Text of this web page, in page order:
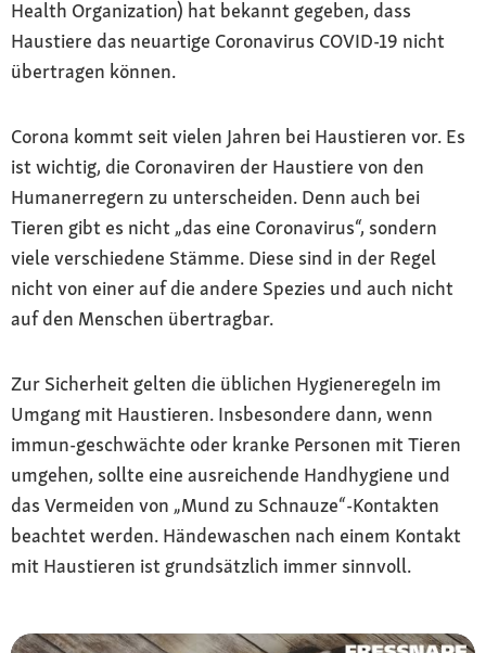
Health Organization) hat bekannt gegeben, dass
Haustiere das neuartige Coronavirus COVID-19 nicht
übertragen können.
Corona kommt seit vielen Jahren bei Haustieren vor. Es
ist wichtig, die Coronaviren der Haustiere von den
Humanerregern zu unterscheiden. Denn auch bei
Tieren gibt es nicht „das eine Coronavirus“, sondern
viele verschiedene Stämme. Diese sind in der Regel
nicht von einer auf die andere Spezies und auch nicht
auf den Menschen übertragbar.
Zur Sicherheit gelten die üblichen Hygieneregeln im
Umgang mit Haustieren. Insbesondere dann, wenn
immun-geschwächte oder kranke Personen mit Tieren
umgehen, sollte eine ausreichende Handhygiene und
das Vermeiden von „Mund zu Schnauze“-Kontakten
beachtet werden. Händewaschen nach einem Kontakt
mit Haustieren ist grundsätzlich immer sinnvoll.